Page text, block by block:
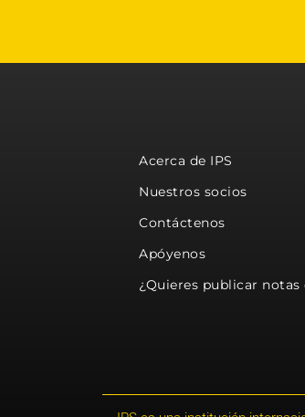
Acerca de IPS
Nuestros socios
Contáctenos
Apóyenos
¿Quieres publicar notas